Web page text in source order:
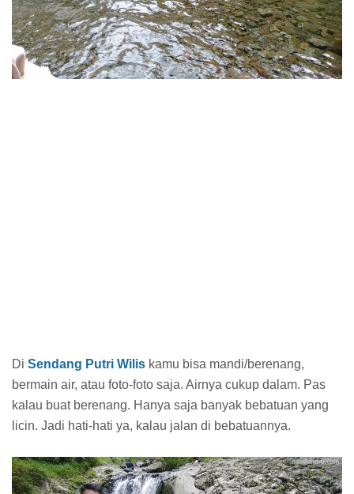
Di Sendang Putri Wilis kamu bisa mandi/berenang,
bermain air, atau foto-foto saja. Airnya cukup dalam. Pas
kalau buat berenang. Hanya saja banyak bebatuan yang
licin. Jadi hati-hati ya, kalau jalan di bebatuannya.